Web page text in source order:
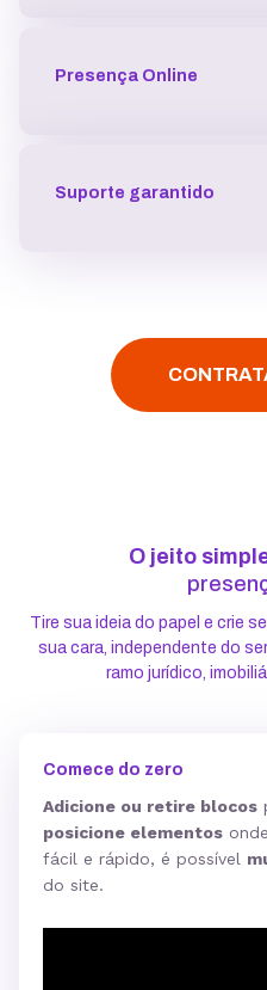
Presença Online
Suporte garantido
O jeito
Tire sua ideia do papel e crie
sua cara, independente do
ramo jurídico,
Comece do zero
Adicione ou retire blocos
posicione elementos
fácil e rápido, é possível
do site.